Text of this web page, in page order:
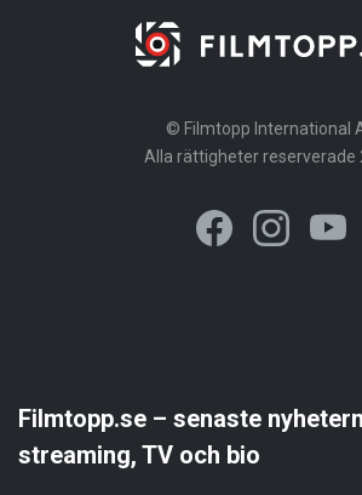
© Filmtopp International
Alla rättigheter reserverade
Filmtopp.se – senaste
streaming, TV och bio